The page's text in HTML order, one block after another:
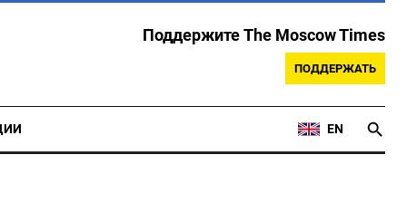
Поддержите The Moscow Times
ПОДДЕРЖАТЬ
EN